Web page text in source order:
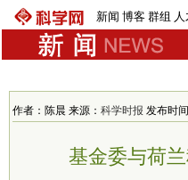
新闻 博客 群组
作者：陈晨 来源： 科学时报 发布时
基金委与荷